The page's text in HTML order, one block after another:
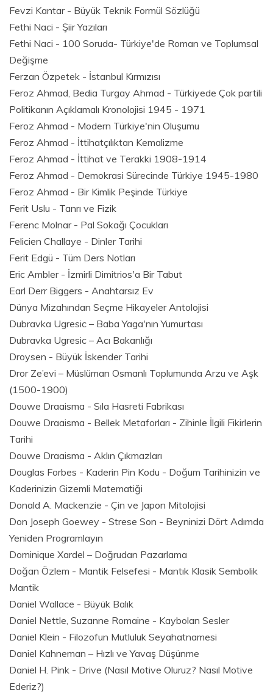
Fevzi Kantar - Büyük Teknik Formül Sözlüğü
Fethi Naci - Şiir Yazıları
Fethi Naci - 100 Soruda- Türkiye'de Roman ve Toplumsal
Değişme
Ferzan Özpetek - İstanbul Kırmızısı
Feroz Ahmad, Bedia Turgay Ahmad - Türkiyede Çok partili
Politikanın Açıklamalı Kronolojisi 1945 - 1971
Feroz Ahmad - Modern Türkiye'nin Oluşumu
Feroz Ahmad - İttihatçılıktan Kemalizme
Feroz Ahmad - İttihat ve Terakki 1908-1914
Feroz Ahmad - Demokrasi Sürecinde Türkiye 1945-1980
Feroz Ahmad - Bir Kimlik Peşinde Türkiye
Ferit Uslu - Tanrı ve Fizik
Ferenc Molnar - Pal Sokağı Çocukları
Felicien Challaye - Dinler Tarihi
Ferit Edgü - Tüm Ders Notları
Eric Ambler - İzmirli Dimitrios'a Bir Tabut
Earl Derr Biggers - Anahtarsız Ev
Dünya Mizahından Seçme Hikayeler Antolojisi
Dubravka Ugresic – Baba Yaga'nın Yumurtası
Dubravka Ugresic – Acı Bakanlığı
Droysen - Büyük İskender Tarihi
Dror Ze’evi – Müslüman Osmanlı Toplumunda Arzu ve Aşk
(1500-1900)
Douwe Draaisma - Sıla Hasreti Fabrikası
Douwe Draaisma - Bellek Metaforları - Zihinle İlgili Fikirlerin
Tarihi
Douwe Draaisma - Aklın Çıkmazları
Douglas Forbes - Kaderin Pin Kodu - Doğum Tarihinizin ve
Kaderinizin Gizemli Matematiği
Donald A. Mackenzie - Çin ve Japon Mitolojisi
Don Joseph Goewey - Strese Son - Beyninizi Dört Adımda
Yeniden Programlayın
Dominique Xardel – Doğrudan Pazarlama
Doğan Özlem - Mantik Felsefesi - Mantık Klasik Sembolik
Mantik
Daniel Wallace - Büyük Balık
Daniel Nettle, Suzanne Romaine - Kaybolan Sesler
Daniel Klein - Filozofun Mutluluk Seyahatnamesi
Daniel Kahneman – Hızlı ve Yavaş Düşünme
Daniel H. Pink - Drive (Nasıl Motive Oluruz? Nasıl Motive
Ederiz?)